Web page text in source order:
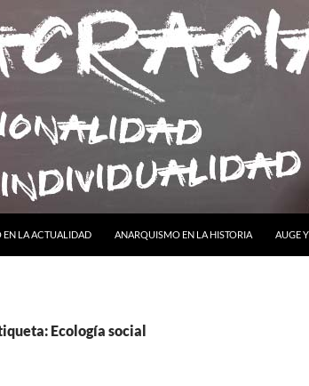
LA ACTUALIDAD
ANARQUISMO EN LA HISTORIA AUGE
Ecología social